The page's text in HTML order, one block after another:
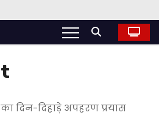
दिन-दिहाड़े अपहरण प्रयास